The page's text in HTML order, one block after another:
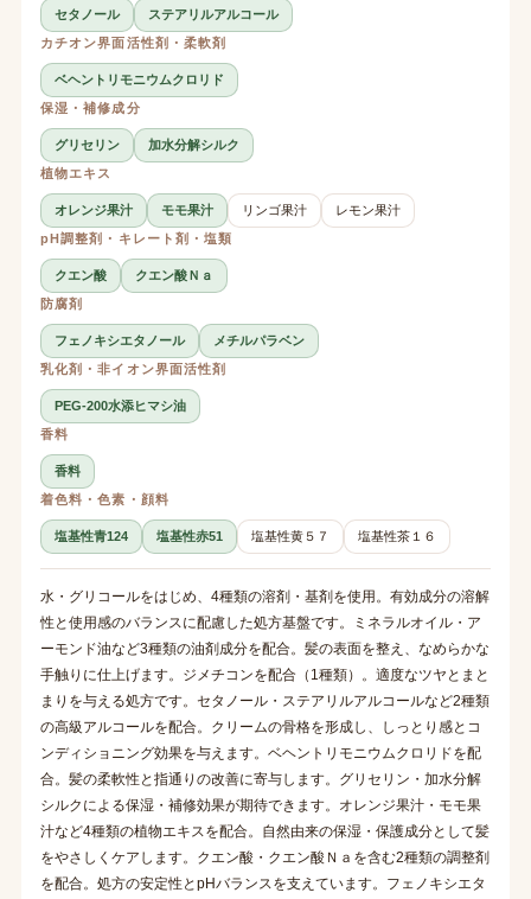
セタノール
ステアリルアルコール
カチオン界面活性剤・柔軟剤
ベヘントリモニウムクロリド
保湿・補修成分
グリセリン
加水分解シルク
植物エキス
オレンジ果汁 モモ果汁 リンゴ果汁
レモン果汁
pH調整剤・キレート剤・塩類
クエン酸
クエン酸Ｎａ
防腐剤
フェノキシエタノール
メチルパラベン
乳化剤・非イオン界面活性剤
PEG-200水添ヒマシ油
香料
香料
着色料・色素・顔料
塩基性青124 塩基性赤51 塩基性黄５７ 塩基性茶１６
水・グリコールをはじめ、4種類の溶剤・基剤を使用。有効成分の溶解
性と使用感のバランスに配慮した処方基盤です。ミネラルオイル・ア
ーモンド油など3種類の油剤成分を配合。髪の表面を整え、なめらかな
手触りに仕上げます。ジメチコンを配合（1種類）。適度なツヤとまと
まりを与える処方です。セタノール・ステアリルアルコールなど2種類
の高級アルコールを配合。クリームの骨格を形成し、しっとり感とコ
ンディショニング効果を与えます。ベヘントリモニウムクロリドを配
合。髪の柔軟性と指通りの改善に寄与します。グリセリン・加水分解
シルクによる保湿・補修効果が期待できます。オレンジ果汁・モモ果
汁など4種類の植物エキスを配合。自然由来の保湿・保護成分として髪
をやさしくケアします。クエン酸・クエン酸Ｎａを含む2種類の調整剤
を配合。処方の安定性とpHバランスを支えています。フェノキシエタ